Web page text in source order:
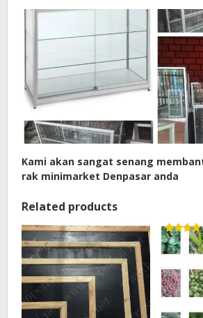
Kami akan sangat senang
rak minimarket Denpasar anda
Related products
Rated
4.00
out of 5